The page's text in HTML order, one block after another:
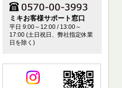
ミキお客様サポート窓口
平日 9:00～12:00 / 13:00～
17:00 (土日祝日、弊社指定休業
日を除く)